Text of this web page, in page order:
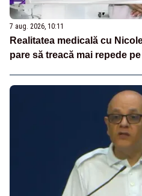
7 aug. 2026, 10:11
Realitatea medicală cu
pare să treacă mai repede